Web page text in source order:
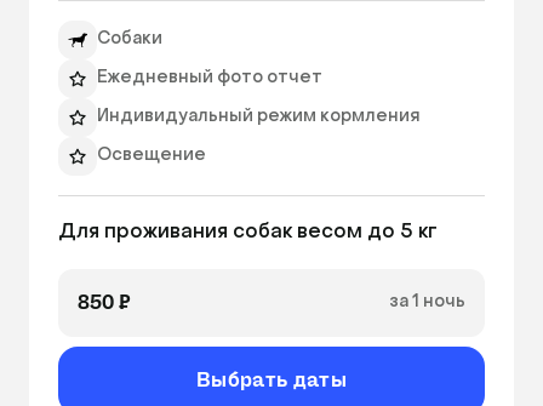
Собаки
Ежедневный фото отчет
Индивидуальный режим кормления
Освещение
Выгул (при необходимости)
Для проживания собак весом до 5 кг
850 ₽ за 1 ночь
Выбрать даты